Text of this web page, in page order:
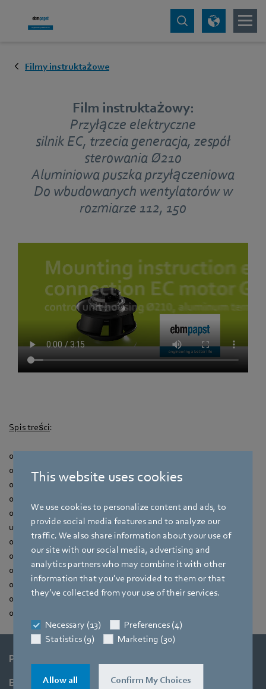
This website uses cookies
We use cookies to personalize content and ads, to
provide social media features and to analyze our
traffic. We also share information about your use of
our site with our social media, advertising and
analytics partners who may combine it with other
information that you’ve provided to them or that
they’ve collected from your use of their services.
Necessary (13)
Preferences (4)
Statistics (9)
Marketing (30)
Allow all Confirm My Choices
Filmy instruktażowe
Film instruktażowy:
Przyłącze elektryczne
silnik EC, trzecia generacja, zespół
sterowania Ø210
Aluminiowa puszka przyłączeniowa
Do wbudowanych wentylatorów w
rozmiarze 112, 150
Spis treści:
00:00 — Wprowadzenie
00:05 — Zalecenia dotyczące bezpieczeństwa
00:13 — Kontrola obudowy Ø210
00:18 — Otwieranie puszki przyłączeniowej
00:30 — Otwieranie przepustów kablowych, umieszczanie
uszczelek
00:48 — Kable taśmowe/izolacja przewodów
01:08 — Złącza montażowe
01:19 — Łączenie uziomu
01:31 — Łączenie przewodów
02:04 — Dokręcanie przepustów kablowych
02:20 — Zamykanie puszki przyłączeniowej
Produkty
Branże